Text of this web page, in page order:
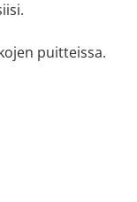
puitteissa.